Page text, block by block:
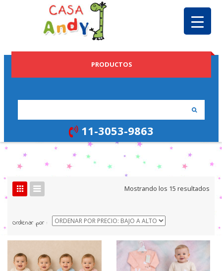
PRODUCTOS
11-3053-9863
Mostrando los 15 resultados
Ordenar por :